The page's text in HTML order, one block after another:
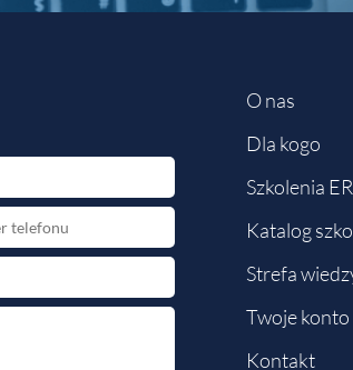
O nas
Dla kogo
Szkolenia
Katalog
Strefa
Twoje konto
Kontakt